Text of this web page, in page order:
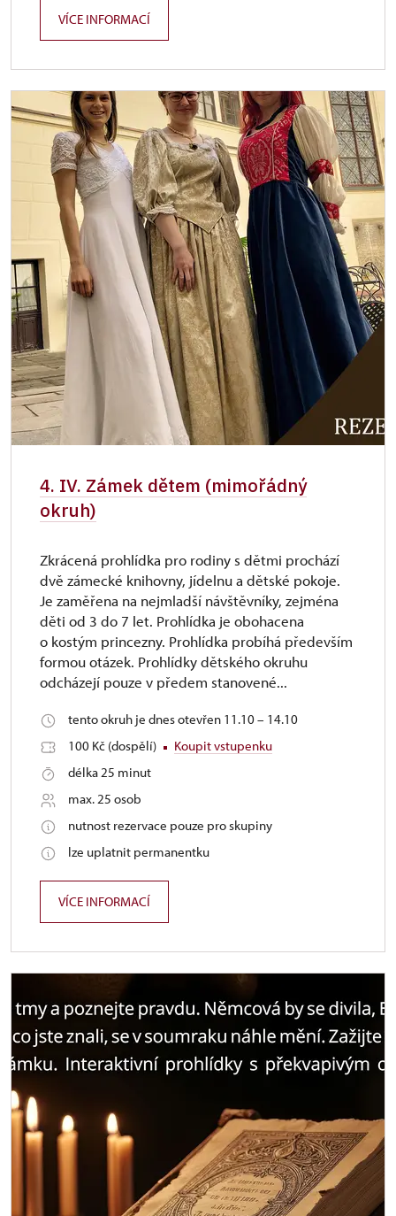
VÍCE INFORMACÍ
4. IV. Zámek dětem (mimořádný
okruh)
Zkrácená prohlídka pro rodiny s dětmi prochází
dvě zámecké knihovny, jídelnu a dětské pokoje.
Je zaměřena na nejmladší návštěvníky, zejména
děti od 3 do 7 let. Prohlídka je obohacena
o kostým princezny. Prohlídka probíhá především
formou otázek. Prohlídky dětského okruhu
odcházejí pouze v předem stanovené...
tento okruh je dnes otevřen 11.10 – 14.10
100 Kč (dospělí)
Koupit vstupenku
délka 25 minut
max. 25 osob
nutnost rezervace pouze pro skupiny
lze uplatnit permanentku
VÍCE INFORMACÍ